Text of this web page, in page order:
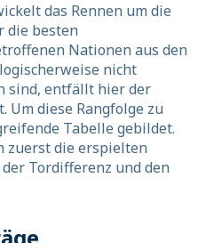
das Rennen um die
die besten
Nationen aus den
nicht
sind, entfällt hier der
Um diese Rangfolge zu
Tabelle gebildet.
zuerst die erspielten
Tordifferenz und den